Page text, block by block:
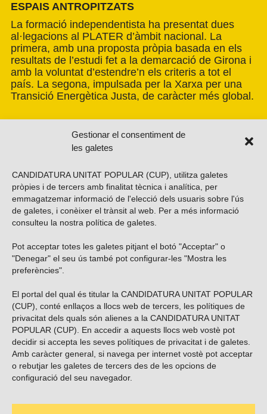
Gestionar el consentiment de
les galetes
CANDIDATURA UNITAT POPULAR (CUP), utilitza galetes
pròpies i de tercers amb finalitat tècnica i analítica, per
emmagatzemar informació de l'elecció dels usuaris sobre l'ús
de galetes, i conèixer el trànsit al web. Per a més informació
consulteu la nostra política de galetes
Pot acceptar totes les galetes pitjant el botó "Acceptar" o
"Denegar" el seu ús també pot configurar-les "Mostra les
preferències".
El portal del qual és titular la CANDIDATURA UNITAT POPULAR
(CUP), conté enllaços a llocs web de tercers, les polítiques de
privacitat dels quals són alienes a la CANDIDATURA UNITAT
POPULAR (CUP). En accedir a aquests llocs web vostè pot
decidir si accepta les seves polítiques de privacitat i de galetes.
Amb caràcter general, si navega per internet vostè pot acceptar
o rebutjar les galetes de tercers des de les opcions de
configuració del seu navegador.
ESPAIS ANTROPITZATS
La formació independentista ha presentat dues
al·legacions al PLATER d’àmbit nacional. La
primera, amb una proposta pròpia basada en els
resultats de l’estudi fet a la demarcació de Girona i
amb la voluntat d’estendre’n els criteris a tot el
país. La segona, impulsada per la Xarxa per una
Transició Energètica Justa, de caràcter més global.
Vols subscriure’t al nostre butlletí?
ENVIAR
Troba’ns a les xarxes socials